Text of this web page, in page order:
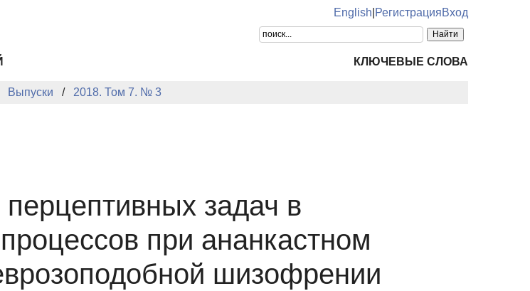
English РегистрацияВход
КЛЮЧЕВЫЕ СЛОВА
Выпуски 2018. Том 7. № 3
задач в
при ананкастном
шизофрении